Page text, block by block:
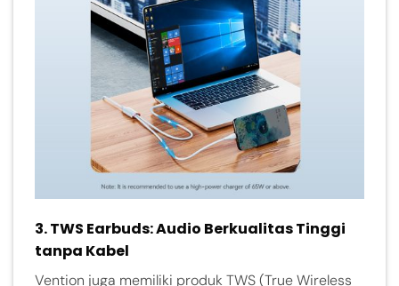
3.TWS Earbuds: Audio Berkualitas Tinggi
tanpa Kabel
Vention juga memiliki produk TWS (True Wireless